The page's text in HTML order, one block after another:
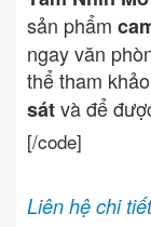
sản phẩm
ngay văn
thể tham
sátvà để
[/code]
Liên hệ chi